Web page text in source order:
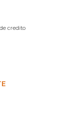
credito